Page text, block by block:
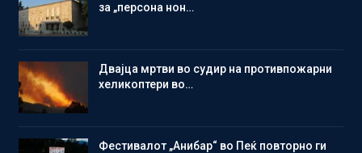
за „персона нон…
Двајца мртви во судир на противпожарни
хеликоптери во…
Фестивалот „Анибар“ во Пеќ повторно ги